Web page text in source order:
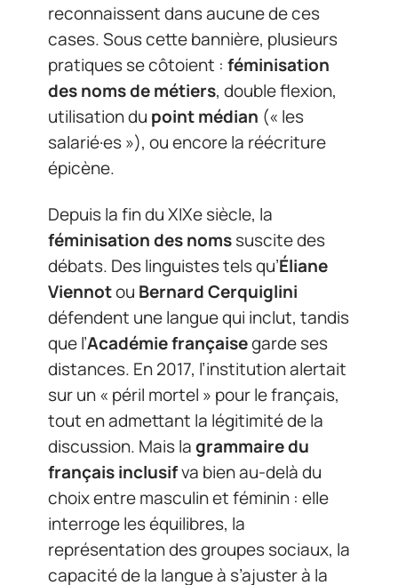
reconnaissent dans aucune de ces
cases. Sous cette bannière, plusieurs
pratiques se côtoient : féminisation
des noms de métiers, double flexion,
utilisation du point médian (« les
salarié·es »), ou encore la réécriture
épicène.
Depuis la fin du XIXe siècle, la
féminisation des nomssuscite des
débats. Des linguistes tels qu’Éliane
Viennotou Bernard Cerquiglini
défendent une langue qui inclut, tandis
que l’Académie françaisegarde ses
distances. En 2017, l’institution alertait
sur un « péril mortel » pour le français,
tout en admettant la légitimité de la
discussion. Mais lagrammaire du
français inclusifva bien au-delà du
choix entre masculin et féminin : elle
interroge les équilibres, la
représentation des groupes sociaux, la
capacité de la langue à s’ajuster à la